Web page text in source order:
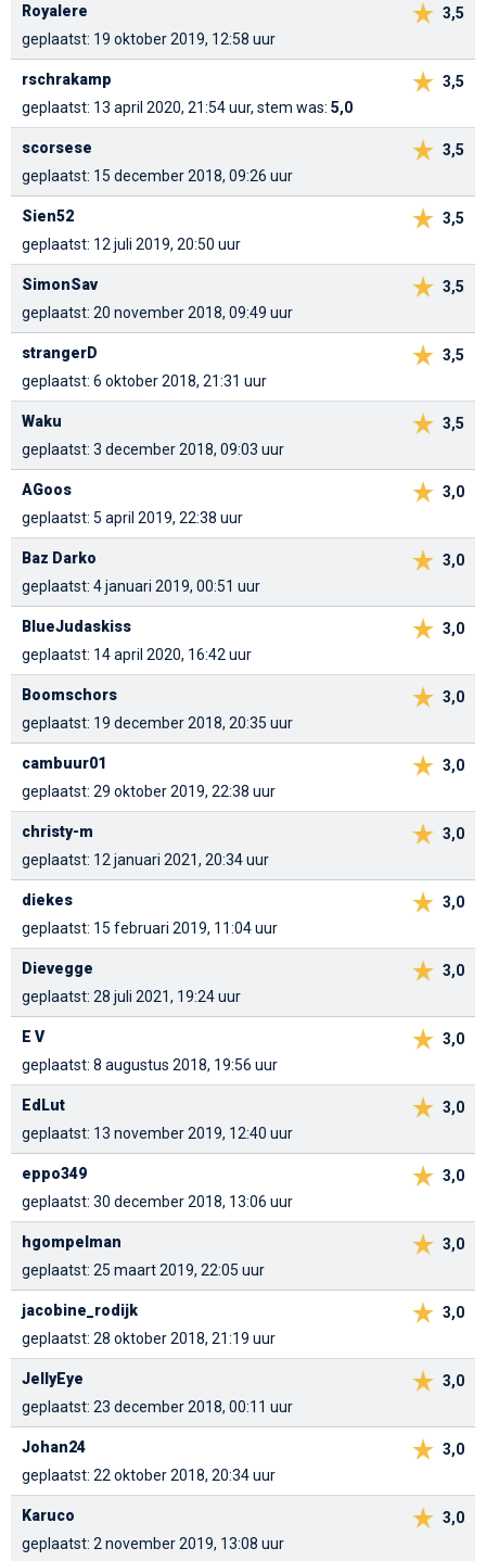
3,5
Royalere
geplaatst: 19 oktober 2019, 12:58 uur
3,5
rschrakamp
geplaatst: 13 april 2020, 21:54 uur, stem was: 5,0
3,5
scorsese
geplaatst: 15 december 2018, 09:26 uur
3,5
Sien52
geplaatst: 12 juli 2019, 20:50 uur
3,5
SimonSav
geplaatst: 20 november 2018, 09:49 uur
3,5
strangerD
geplaatst: 6 oktober 2018, 21:31 uur
3,5
Waku
geplaatst: 3 december 2018, 09:03 uur
3,0
AGoos
geplaatst: 5 april 2019, 22:38 uur
3,0
Baz Darko
geplaatst: 4 januari 2019, 00:51 uur
3,0
BlueJudaskiss
geplaatst: 14 april 2020, 16:42 uur
3,0
Boomschors
geplaatst: 19 december 2018, 20:35 uur
3,0
cambuur01
geplaatst: 29 oktober 2019, 22:38 uur
3,0
christy-m
geplaatst: 12 januari 2021, 20:34 uur
3,0
diekes
geplaatst: 15 februari 2019, 11:04 uur
3,0
Dievegge
geplaatst: 28 juli 2021, 19:24 uur
3,0
E V
geplaatst: 8 augustus 2018, 19:56 uur
3,0
EdLut
geplaatst: 13 november 2019, 12:40 uur
3,0
eppo349
geplaatst: 30 december 2018, 13:06 uur
3,0
hgompelman
geplaatst: 25 maart 2019, 22:05 uur
3,0
jacobine_rodijk
geplaatst: 28 oktober 2018, 21:19 uur
3,0
JellyEye
geplaatst: 23 december 2018, 00:11 uur
3,0
Johan24
geplaatst: 22 oktober 2018, 20:34 uur
3,0
Karuco
geplaatst: 2 november 2019, 13:08 uur